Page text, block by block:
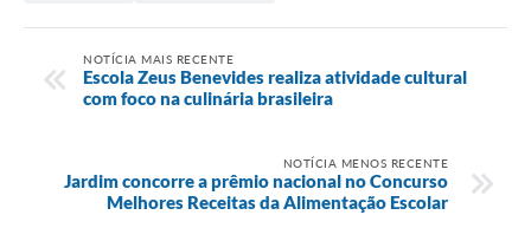
NOTÍCIA MAIS RECENTE
Escola Zeus Benevides realiza atividade cultural
com foco na culinária brasileira
NOTÍCIA MENOS RECENTE
Jardim concorre a prêmio nacional no Concurso
Melhores Receitas da Alimentação Escolar